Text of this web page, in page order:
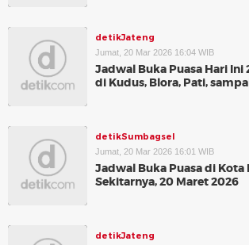
detikJateng
Jumat, 20 Mar 2026 16:04 WIB
Jadwal Buka Puasa Hari Ini
di Kudus, Blora, Pati,
detikSumbagsel
Jumat, 20 Mar 2026 16:01 WIB
Jadwal Buka Puasa di Kota
Sekitarnya, 20 Maret 2026
detikJateng